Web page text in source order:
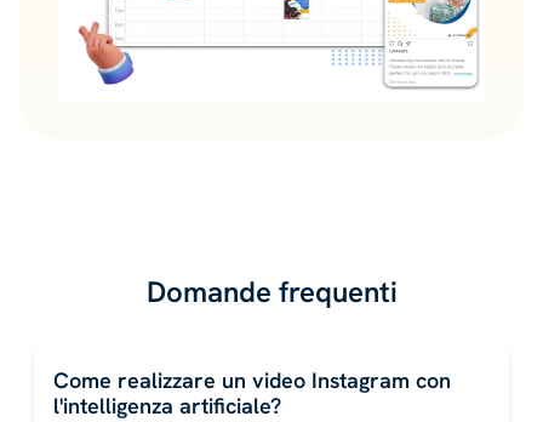
Domande frequenti
Come realizzare un video Instagram con
l'intelligenza artificiale?